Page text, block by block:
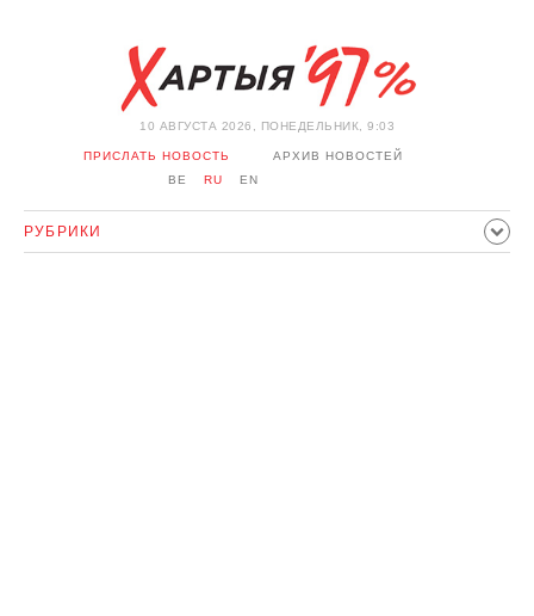
10 АВГУСТА 2026, ПОНЕДЕЛЬНИК, 9:03
ПРИСЛАТЬ НОВОСТЬ
АРХИВ НОВОСТЕЙ
BE
RU EN
РУБРИКИ